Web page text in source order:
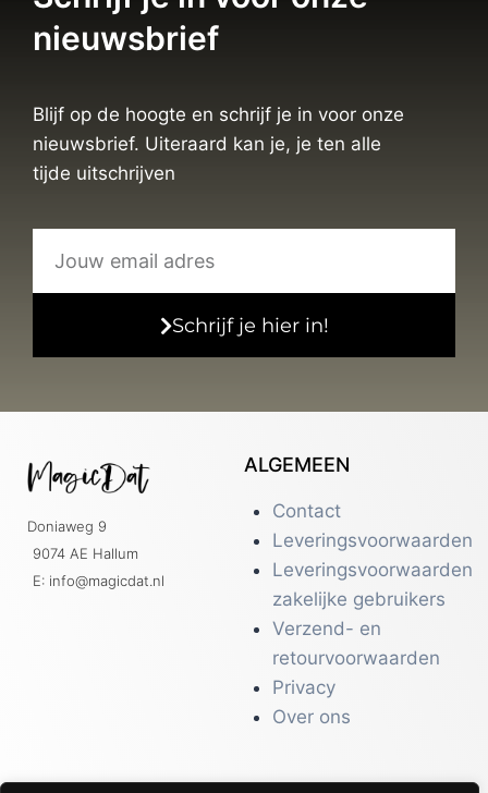
nieuwsbrief
Blijf op de hoogte en schrijf je in voor onze
nieuwsbrief. Uiteraard kan je, je ten alle
tijde uitschrijven
Schrijf je hier in!
Doniaweg 9
9074 AE Hallum
E: info@magicdat.nl
ALGEMEEN
Contact
Leveringsvoorwaarden
Leveringsvoorwaarden
zakelijke gebruikers
Verzend- en
retourvoorwaarden
Privacy
Over ons